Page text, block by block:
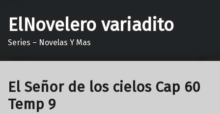
ElNovelero variadito
Series – Novelas Y Mas
El Señor de los cielos Cap 60
Temp 9